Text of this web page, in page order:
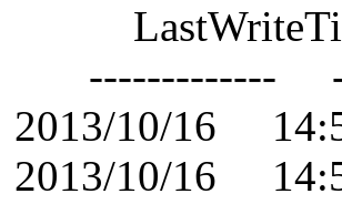
10/16
10/16